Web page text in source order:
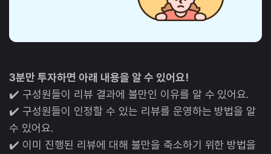
3분만 투자하면 아래 내용을 알 수 있어요!
✔️ 구성원들이 리뷰 결과에 불만인 이유를 알 수 있어요.
✔️ 구성원들이 인정할 수 있는 리뷰를 운영하는 방법을 알
수 있어요.
✔️ 이미 진행된 리뷰에 대해 불만을 축소하기 위한 방법을